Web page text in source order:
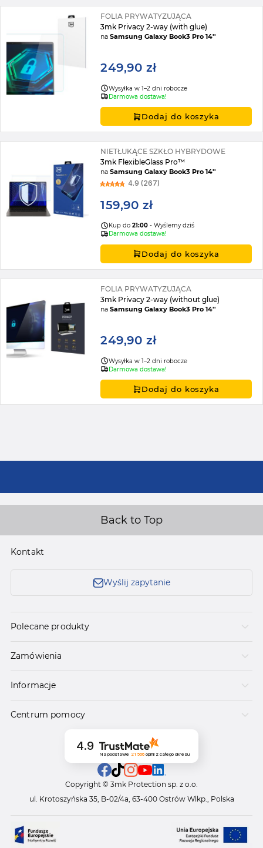
FOLIA PRYWATYZUJĄCA
3mk Privacy 2-way (with glue)
naSamsung Galaxy Book3 Pro 14''
249,90 zł
Wysyłka w 1–2 dni robocze
Darmowa dostawa!
Dodaj do koszyka
NIETŁUKĄCE SZKŁO HYBRYDOWE
3mk FlexibleGlass Pro™
naSamsung Galaxy Book3 Pro 14''
4.9 (267)
159,90 zł
Kup do21:00 - Wyślemy dziś
Darmowa dostawa!
Dodaj do koszyka
FOLIA PRYWATYZUJĄCA
3mk Privacy 2-way (without glue)
naSamsung Galaxy Book3 Pro 14''
249,90 zł
Wysyłka w 1–2 dni robocze
Darmowa dostawa!
Dodaj do koszyka
Back to Top
Kontakt
Wyślij zapytanie
Polecane produkty
Zamówienia
Informacje
Centrum pomocy
4.9
Na podstawie 21 566opinii z całego okresu
Copyright © 3mk Protection sp. z o.o.
ul. Krotoszyńska 35, B-02/4a, 63-400 Ostrów Wlkp., Polska